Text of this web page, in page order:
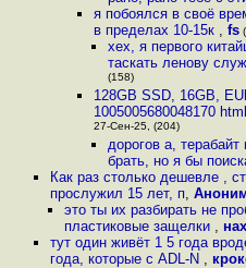
я побоялся в своё
в пределах 10-15к , fs
хех, я первого
таскать ленову
(158)
128GB SSD, 16GB,
1005005680048170
27-Сен-25, (204)
дорогов а,
брать, но я бы
Как раз столько дешевле ,
прослужил 15 лет, п,
это ты их разбирать не
пластиковые защелки ,
тут один живёт 1 5 года
года, которые с ADL-N ,